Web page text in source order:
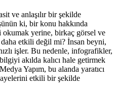
ve anlaşılır bir şekilde
ki, bir konu hakkında
yerine, birkaç görsel ve
etkili değil mi? İnsan beyni,
işler. Bu nedenle, infografikler,
akılda kalıcı hale getirmek
Yapım, bu alanda yaratıcı
etkili bir şekilde